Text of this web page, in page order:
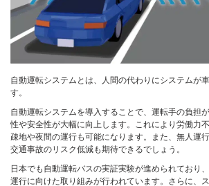
自動運転システムとは、人間の代わりにシステムが
す。
自動運転システムを導入することで、運転手の負担
性や安全性が大幅に向上します。これにより労働力
疎地や夜間の運行も可能になります。また、無人運
交通事故のリスク低減も期待できるでしょう。
日本でも自動運転バスの実証実験が進められており
運行に向けた取り組みが行われています。さらに、